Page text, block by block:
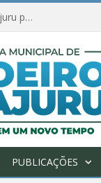
Amanhã começa nova etapa de vacinação em Limoeiro do Ajuru para idosos com 65 ou mais
PUBLICAÇÕES